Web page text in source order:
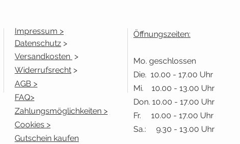
Impressum >
Datenschutz >
Versandkosten >
Widerrufsrecht >
AGB >
FAQ>
Zahlungsmöglichkeiten >
Cookies >
Gutschein kaufen
Öffnungszeiten:
Mo. geschlossen
Die. 10.00 - 17.00 Uhr
Mi. 10.00 - 13.00 Uhr
Don. 10.00 - 17.00 Uhr
Fr. 10.00 - 17.00 Uhr
Sa.: 9.30 - 13.00 Uhr